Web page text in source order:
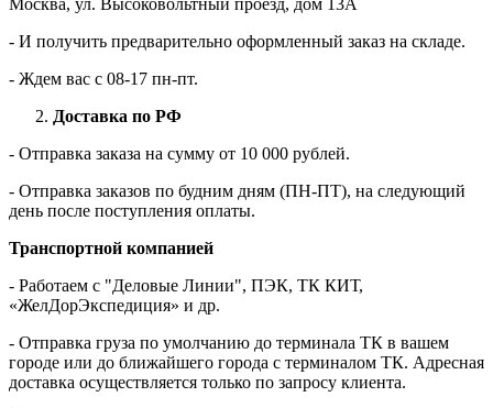
- И получить предварительно оформленный заказ на складе.
- Ждем вас c 08-17 пн-пт.
Доставка по РФ
- Отправка заказа на сумму от 10 000 рублей.
- Отправка заказов по будним дням (ПН-ПТ), на следующий
день после поступления оплаты.
Транспортной компанией
- Работаем с "Деловые Линии", ПЭК, ТК КИТ,
«ЖелДорЭкспедиция» и др.
- Отправка груза по умолчанию до терминала ТК в вашем
городе или до ближайшего города с терминалом ТК. Адресная
доставка осуществляется только по запросу клиента.